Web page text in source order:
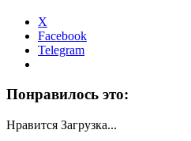
X
Facebook
Telegram
Понравилось это:
Нравится Загрузка...